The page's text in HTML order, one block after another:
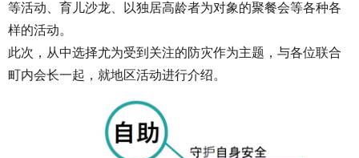
等活动、育儿沙龙、以独居高龄者为对象的聚餐会等各种各
样的活动。
此次，从中选择尤为受到关注的防灾作为主题，与各位联合
町内会长一起，就地区活动进行介绍。